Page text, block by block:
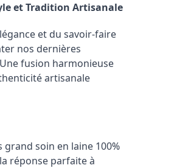
et Tradition Artisanale
et du savoir-faire
nos dernières
fusion harmonieuse
artisanale
grand soin en laine 100%
réponse parfaite à